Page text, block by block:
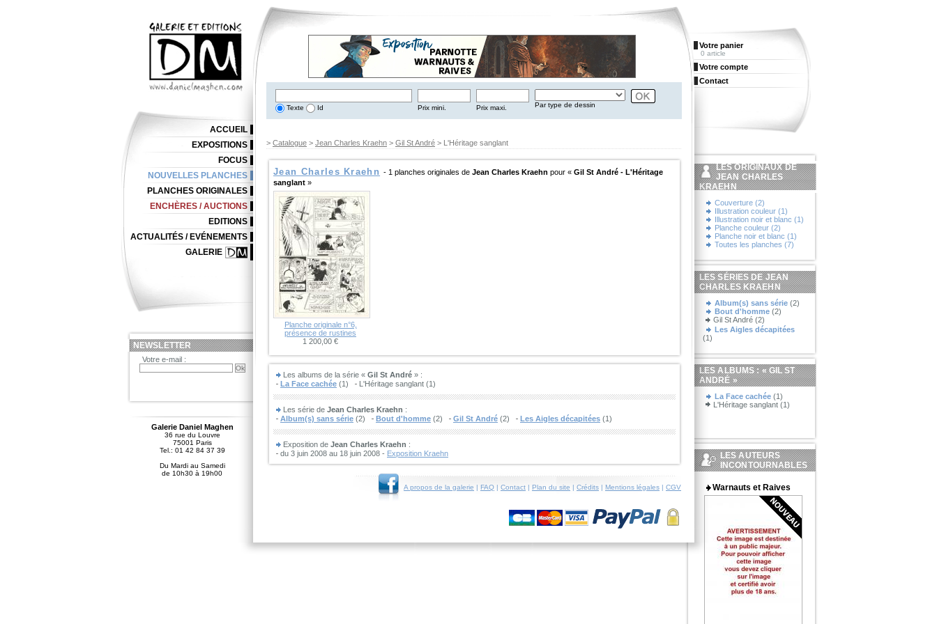
Texte Id Prix mini. Prix maxi. Par type de dessin
> Catalogue > Jean Charles Kraehn > Gil St André > L'Héritage sanglant
Jean Charles Kraehn - 1 planches originales deJean Charles Kraehn pour «Gil St André - L'Héritage
sanglant »
Planche originale n°6,
présence de rustines
1 200,00 €
Les albums de la série « Gil St André » :
La Face cachée (1) L'Héritage sanglant (1)
Les série de Jean Charles Kraehn :
Album(s) sans série (2) Bout d'homme (2) Gil St André (2) Les Aigles décapitées (1)
Exposition de Jean Charles Kraehn :
du 3 juin 2008 au 18 juin 2008 - Exposition Kraehn
A propos de la galerie | FAQ | Contact | Plan du site | Crédits | Mentions légales | CGV
ACCUEIL
EXPOSITIONS
FOCUS
NOUVELLES PLANCHES
PLANCHES ORIGINALES
ENCHÈRES / AUCTIONS
EDITIONS
ACTUALITÉS / EVÉNEMENTS
GALERIE
NEWSLETTER
Votre e-mail :
Galerie Daniel Maghen
36 rue du Louvre
75001 Paris
Tel.: 01 42 84 37 39
Du Mardi au Samedi
de 10h30 à 19h00
Votre panier
0 article
Votre compte
Contact
LES ORIGINAUX DE
JEAN CHARLES
KRAEHN
Couverture (2)
Illustration couleur (1)
Illustration noir et blanc (1)
Planche couleur (2)
Planche noir et blanc (1)
Toutes les planches (7)
LES SÉRIES DE JEAN
CHARLES KRAEHN
Album(s) sans série (2)
Bout d'homme (2)
Gil St André (2)
Les Aigles décapitées
(1)
LES ALBUMS : «GIL ST
ANDRÉ»
La Face cachée (1)
L'Héritage sanglant (1)
LES AUTEURS
INCONTOURNABLES
Warnauts et Raives